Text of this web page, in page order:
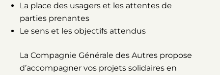
La place des usagers et les attentes de
parties prenantes
Le sens et les objectifs attendus
La Compagnie Générale des Autres propose
d’accompagner vos projets solidaires en